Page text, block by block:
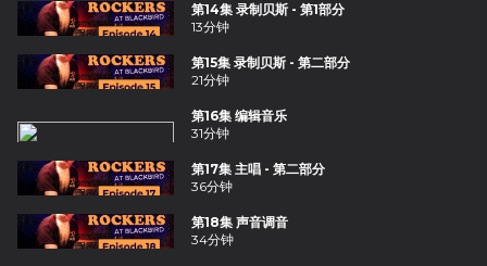
第14集 录制贝斯 - 第1部分
13分钟
第15集 录制贝斯 - 第二部分
21分钟
第16集 编辑音乐
31分钟
第17集 主唱 - 第二部分
36分钟
第18集 声音调音
34分钟